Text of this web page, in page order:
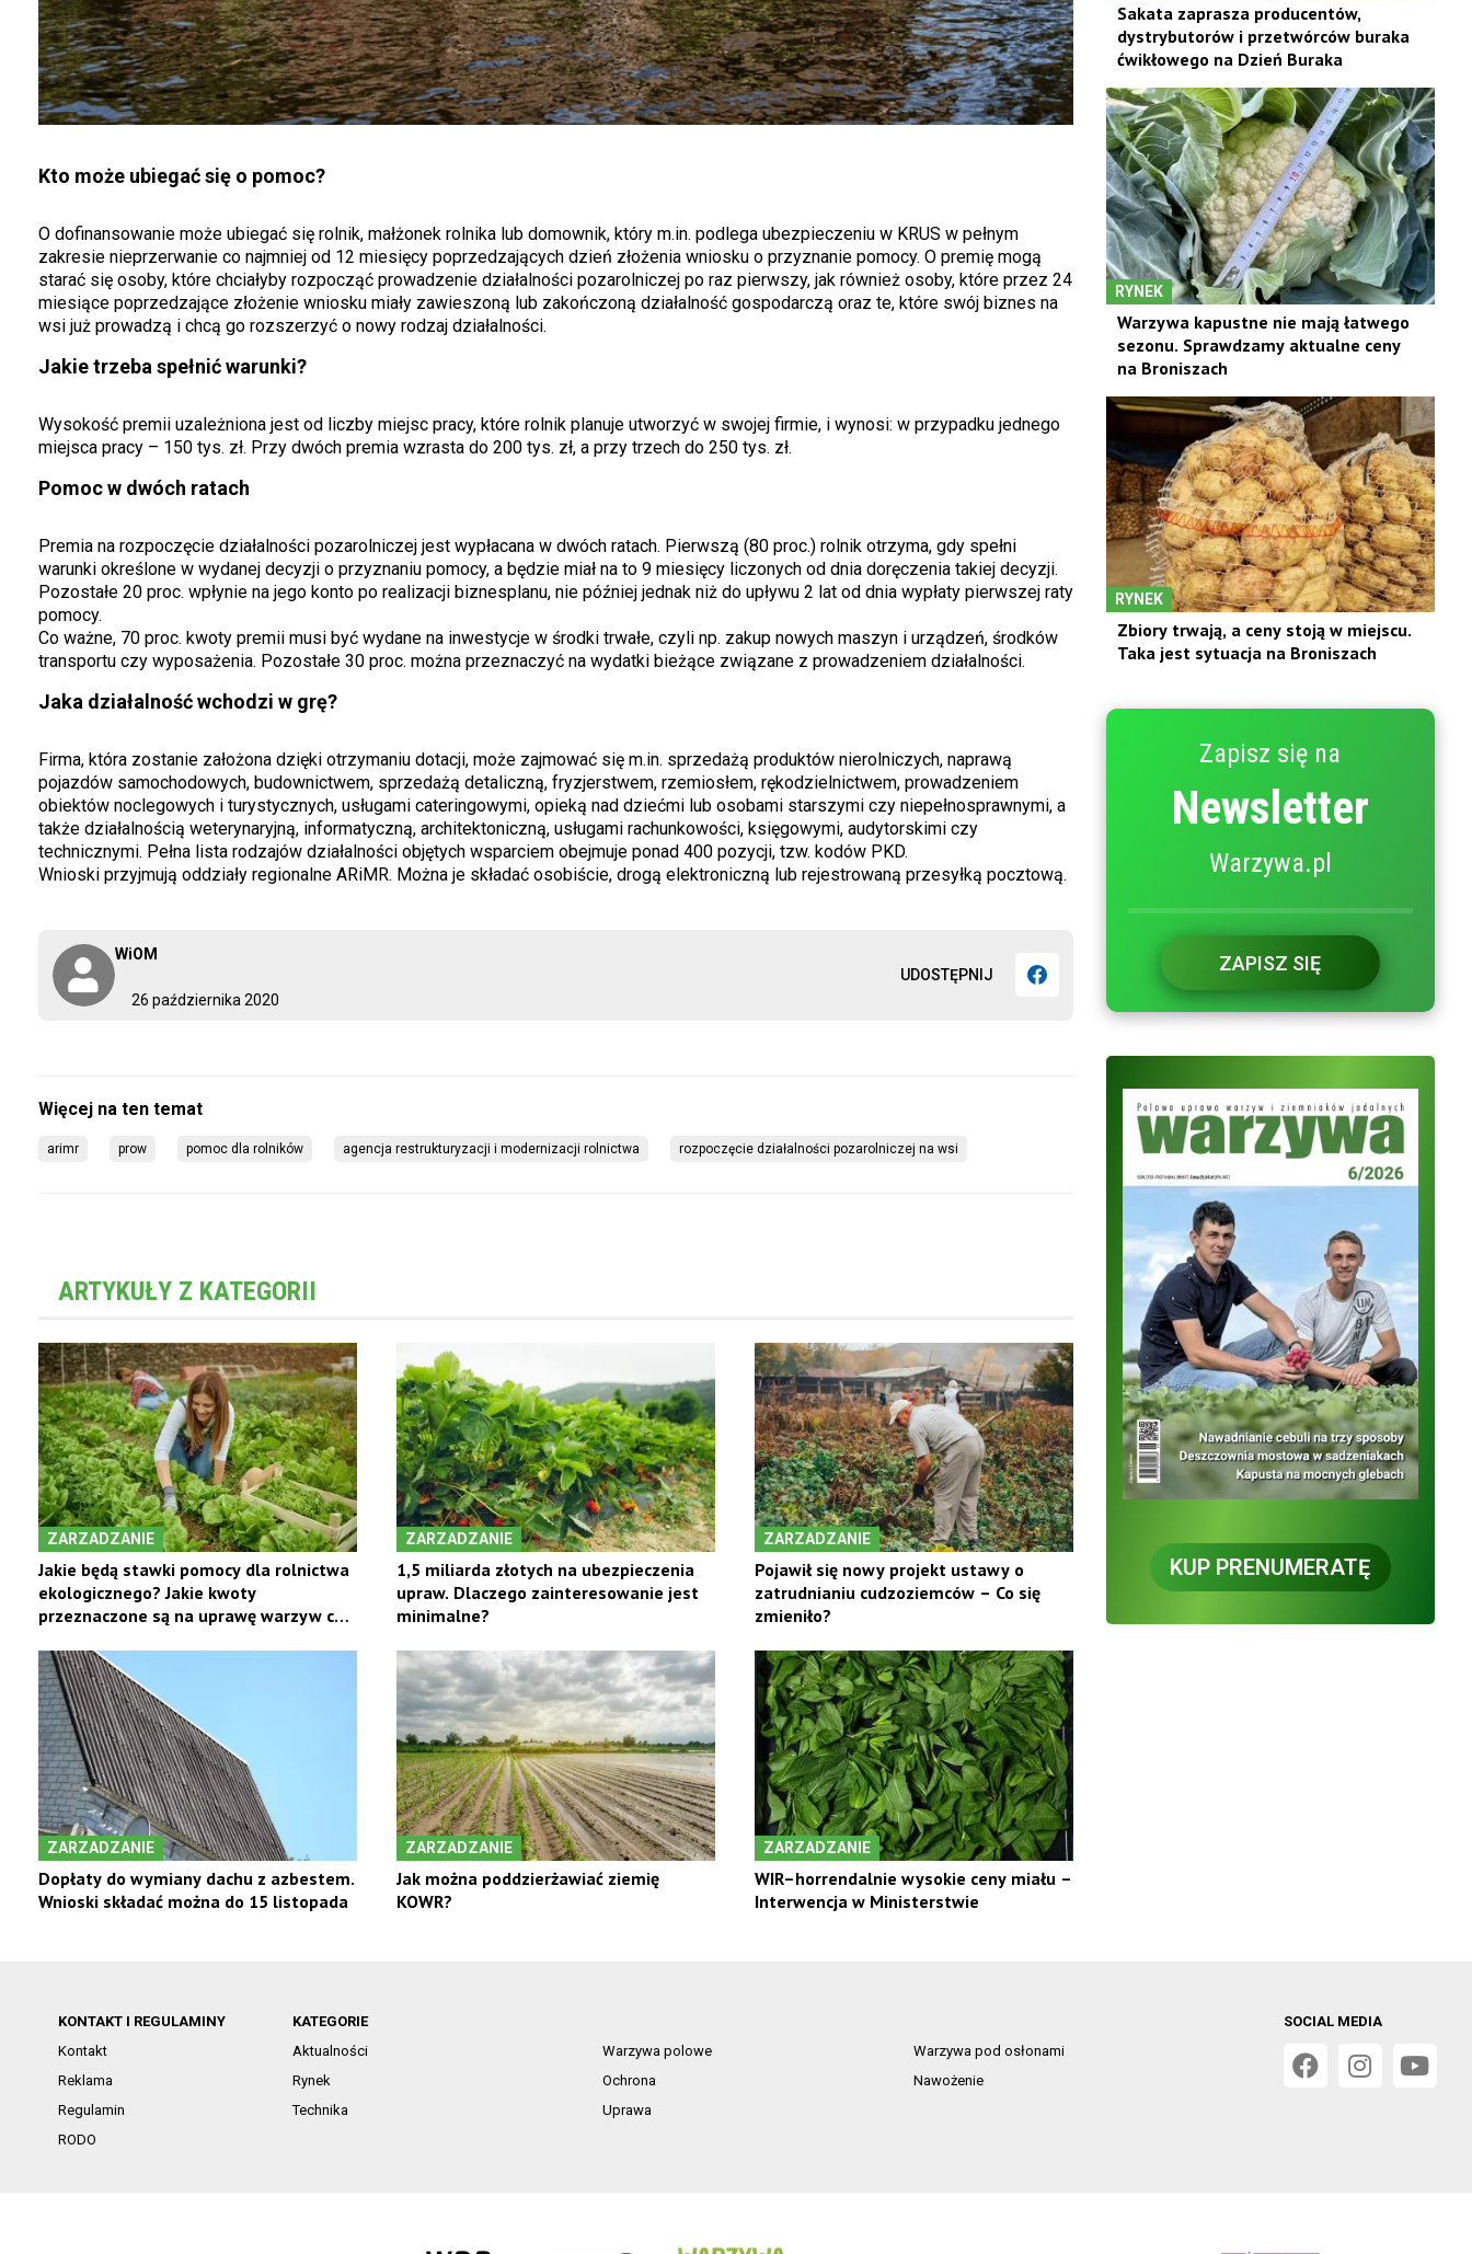
26 października 2020
WiOM
UDOSTĘPNIJ
Kto może ubiegać się o pomoc?
O dofinansowanie może ubiegać się rolnik, małżonek rolnika lub domownik, który m.in. podlega ubezpieczeniu w KRUS w pełnym
zakresie nieprzerwanie co najmniej od 12 miesięcy poprzedzających dzień złożenia wniosku o przyznanie pomocy. O premię mogą
starać się osoby, które chciałyby rozpocząć prowadzenie działalności pozarolniczej po raz pierwszy, jak również osoby, które przez 24
miesiące poprzedzające złożenie wniosku miały zawieszoną lub zakończoną działalność gospodarczą oraz te, które swój biznes na
wsi już prowadzą i chcą go rozszerzyć o nowy rodzaj działalności.
Jakie trzeba spełnić warunki?
Wysokość premii uzależniona jest od liczby miejsc pracy, które rolnik planuje utworzyć w swojej firmie, i wynosi: w przypadku jednego
miejsca pracy – 150 tys. zł. Przy dwóch premia wzrasta do 200 tys. zł, a przy trzech do 250 tys. zł.
Pomoc w dwóch ratach
Premia na rozpoczęcie działalności pozarolniczej jest wypłacana w dwóch ratach. Pierwszą (80 proc.) rolnik otrzyma, gdy spełni
warunki określone w wydanej decyzji o przyznaniu pomocy, a będzie miał na to 9 miesięcy liczonych od dnia doręczenia takiej decyzji.
Pozostałe 20 proc. wpłynie na jego konto po realizacji biznesplanu, nie później jednak niż do upływu 2 lat od dnia wypłaty pierwszej raty
pomocy.
Co ważne, 70 proc. kwoty premii musi być wydane na inwestycje w środki trwałe, czyli np. zakup nowych maszyn i urządzeń, środków
transportu czy wyposażenia. Pozostałe 30 proc. można przeznaczyć na wydatki bieżące związane z prowadzeniem działalności.
Jaka działalność wchodzi w grę?
Firma, która zostanie założona dzięki otrzymaniu dotacji, może zajmować się m.in. sprzedażą produktów nierolniczych, naprawą
pojazdów samochodowych, budownictwem, sprzedażą detaliczną, fryzjerstwem, rzemiosłem, rękodzielnictwem, prowadzeniem
obiektów noclegowych i turystycznych, usługami cateringowymi, opieką nad dziećmi lub osobami starszymi czy niepełnosprawnymi, a
także działalnością weterynaryjną, informatyczną, architektoniczną, usługami rachunkowości, księgowymi, audytorskimi czy
technicznymi. Pełna lista rodzajów działalności objętych wsparciem obejmuje ponad 400 pozycji, tzw. kodów PKD.
Wnioski przyjmują oddziały regionalne ARiMR. Można je składać osobiście, drogą elektroniczną lub rejestrowaną przesyłką pocztową.
arimr prow pomoc dla rolników agencja restrukturyzacji i modernizacji rolnictwa rozpoczęcie działalności pozarolniczej na wsi
ARTYKUŁY Z KATEGORII
ZARZADZANIE
Jakie będą stawki pomocy dla rolnictwa
ekologicznego? Jakie kwoty
przeznaczone są na uprawę warzyw czy
ZARZADZANIE
1,5 miliarda złotych na ubezpieczenia
upraw. Dlaczego zainteresowanie jest
minimalne?
ZARZADZANIE
Pojawił się nowy projekt ustawy o
zatrudnianiu cudzoziemców – Co się
zmieniło?
ZARZADZANIE
Dopłaty do wymiany dachu z azbestem.
Wnioski składać można do 15 listopada
ZARZADZANIE
Jak można poddzierżawiać ziemię
KOWR?
ZARZADZANIE
WIR–horrendalnie wysokie ceny miału –
Interwencja w Ministerstwie
Sakata zaprasza producentów,
dystrybutorów i przetwórców buraka
ćwikłowego na Dzień Buraka
RYNEK
Warzywa kapustne nie mają łatwego
sezonu. Sprawdzamy aktualne ceny
na Broniszach
RYNEK
Zbiory trwają, a ceny stoją w miejscu.
Taka jest sytuacja na Broniszach
Zapisz się na
Newsletter
Warzywa.pl
ZAPISZ SIĘ
KUP PRENUMERATĘ
KONTAKT I REGULAMINY
Kontakt
Reklama
Regulamin
RODO
KATEGORIE
Aktualności
Warzywa polowe
Warzywa pod osłonami
Rynek
Ochrona
Nawożenie
Technika
Uprawa
SOCIAL MEDIA